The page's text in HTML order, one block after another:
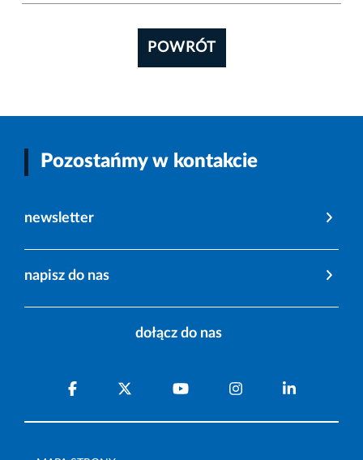
POWRÓT
Pozostańmy w kontakcie
newsletter
napisz do nas
dołącz do nas